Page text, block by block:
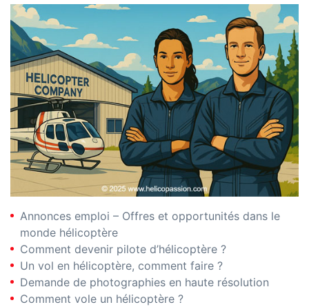
Annonces emploi – Offres et opportunités dans le
monde hélicoptère
Comment devenir pilote d’hélicoptère ?
Un vol en hélicoptère, comment faire ?
Demande de photographies en haute résolution
Comment vole un hélicoptère ?